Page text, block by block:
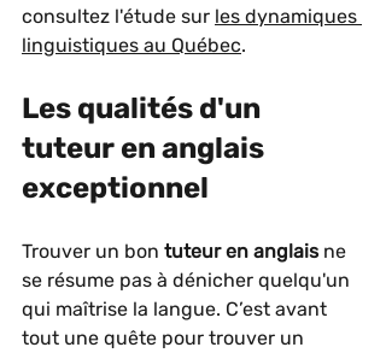
consultez l'étude sur les dynamiques
linguistiques au Québec.
Les qualités d'un
tuteur en anglais
exceptionnel
Trouver un bon tuteur en anglais ne
se résume pas à dénicher quelqu'un
qui maîtrise la langue. C’est avant
tout une quête pour trouver un